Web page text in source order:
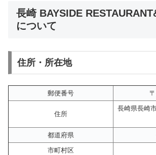
長崎 BAYSIDE
について
住所・所在地
郵便番号
住所
長崎県長崎
都道府県
市町村区